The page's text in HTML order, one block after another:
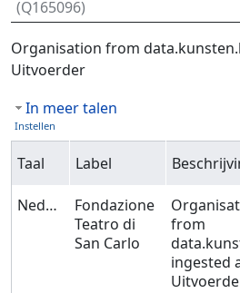
(Q165096)
Ga naar:navigatie,zoeken
Organisation from
Uitvoerder
In meer talen
Instellen
Taal Label
Nederlands
Fondazione
Teatro di
San Carlo
from
ingested